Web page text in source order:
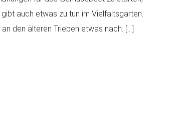
auch etwas zu tun im Vielfaltsgarten.
den älteren Trieben etwas nach. […]